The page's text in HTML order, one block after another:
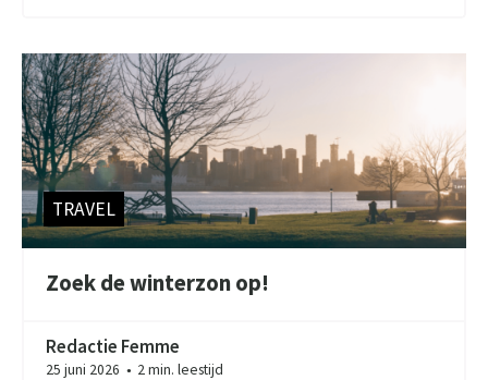
TRAVEL
Zoek de winterzon op!
Redactie Femme
25 juni 2026 ● 2 min. leestijd